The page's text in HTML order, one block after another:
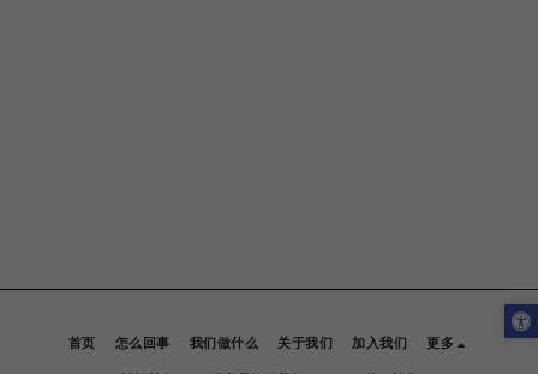
首页 怎么回事 我们做什么 关于我们 加入我们 更多